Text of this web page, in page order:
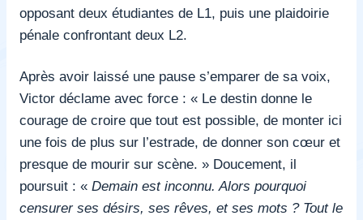
opposant deux étudiantes de L1, puis une plaidoirie
pénale confrontant deux L2.
Après avoir laissé une pause s’emparer de sa voix,
Victor déclame avec force : « Le destin donne le
courage de croire que tout est possible, de monter ici
une fois de plus sur l’estrade, de donner son cœur et
presque de mourir sur scène. » Doucement, il
poursuit : « Demain est inconnu. Alors pourquoi
censurer ses désirs, ses rêves, et ses mots ? Tout le